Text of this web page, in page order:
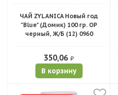
ЧАЙ ZYLANICA Новый год
"Blue" (Домик) 100 гр. ОР
черный, Ж/Б (12) 0960
350,06 ₽
В корзину